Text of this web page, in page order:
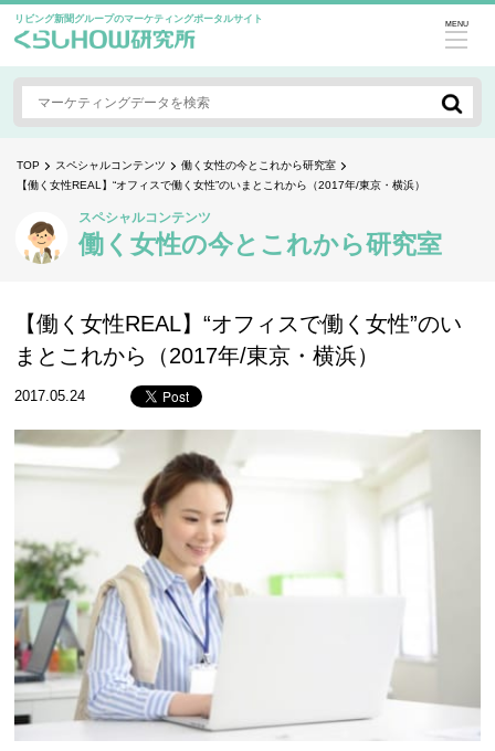
リビング新聞グループのマーケティングポータルサイト MENU
TOP スペシャルコンテンツ
働く女性の今とこれから研究室
【働く女性REAL】“オフィスで働く女性”のいまとこれから（2017年/東京・横浜）
スペシャルコンテンツ
働く女性の今とこれから研究室
【働く女性REAL】“オフィスで働く女性”のい
まとこれから（2017年/東京・横浜）
2017.05.24